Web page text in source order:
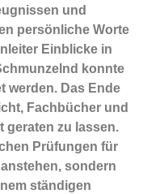
und
persönliche Worte
Einblicke in
konnte
werden. Das Ende
Fachbücher und
geraten zu lassen.
Prüfungen für
sondern
ständigen